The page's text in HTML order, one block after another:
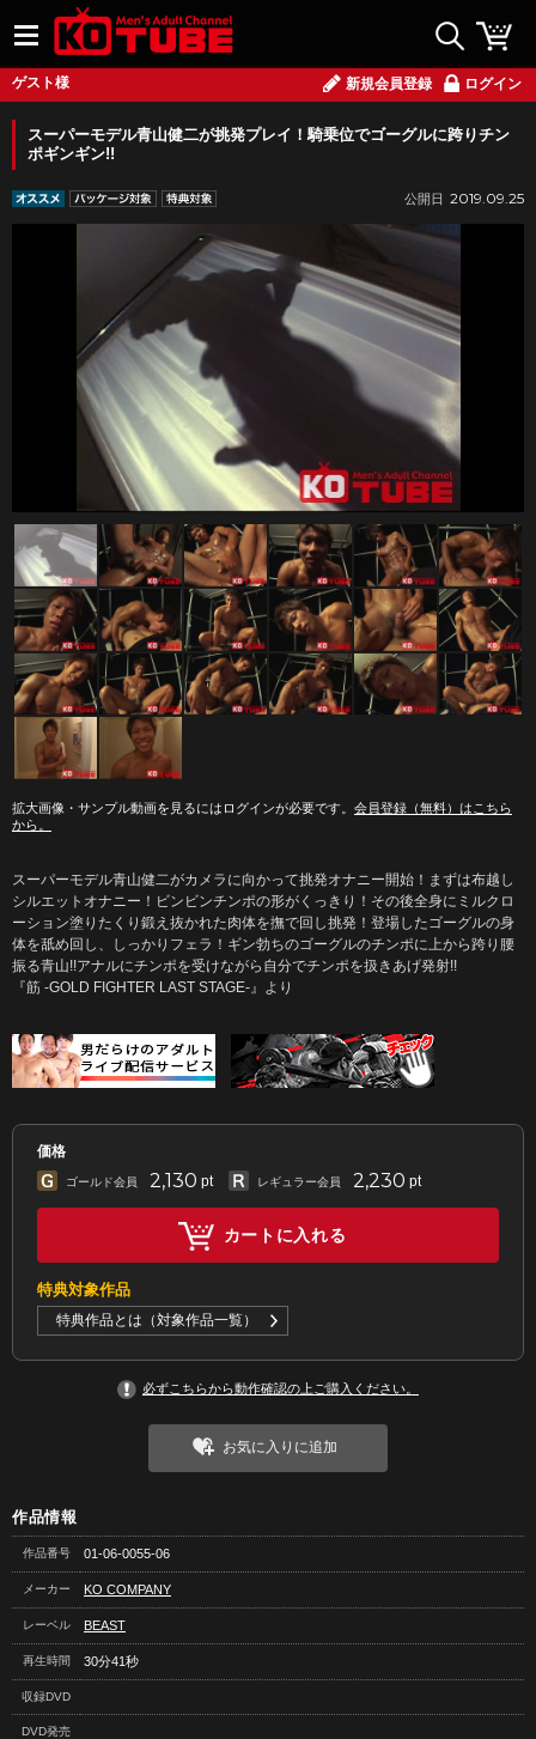
ゲスト様 新規会員登録 ログイン
スーパーモデル青山健二が挑発プレイ！騎乗位でゴーグルに跨りチン
ポギンギン!!
2019.09.25
拡大画像・サンプル動画を見るにはログインが必要です。 会員登録（無料）はこちら
から。
スーパーモデル青山健二がカメラに向かって挑発オナニー開始！まずは布越し
シルエットオナニー！ビンビンチンポの形がくっきり！その後全身にミルクロ
ーション塗りたくり鍛え抜かれた肉体を撫で回し挑発！登場したゴーグルの身
体を舐め回し、しっかりフェラ！ギン勃ちのゴーグルのチンポに上から跨り腰
振る青山!!アナルにチンポを受けながら自分でチンポを扱きあげ発射!!
『筋 -GOLD FIGHTER LAST STAGE-』より
価格
ゴールド会員 2,130 pt レギュラー会員 2,230 pt
カートに入れる
特典対象作品
特典作品とは（対象作品一覧）
必ずこちらから動作確認の上ご購入ください。
お気に入りに追加
作品情報
作品番号 01-06-0055-06
メーカー KO COMPANY
レーベル BEAST
再生時間 30分41秒
収録DVD
DVD発売